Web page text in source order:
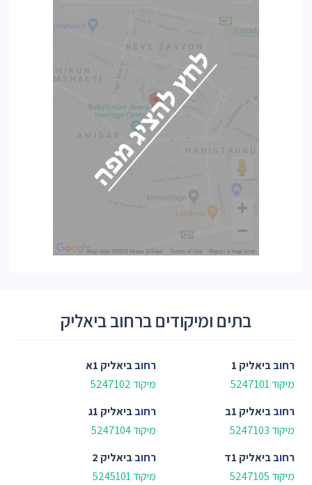
בתים ומיקודים ברחוב ביאליק
רחובביאליק 1
מיקוד 5247101
רחובביאליק 1א
מיקוד 5247102
רחובביאליק 1ב
מיקוד 5247103
רחובביאליק 1ג
מיקוד 5247104
רחובביאליק 1ד
מיקוד 5247105
רחובביאליק 2
מיקוד 5245101